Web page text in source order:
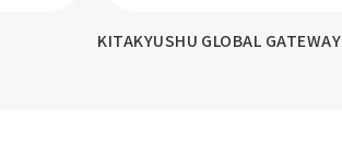
KITAKYUSHU GLOBAL GATEWAY